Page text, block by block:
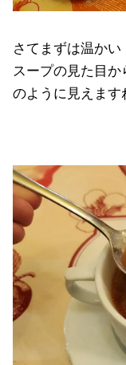
さてまずは温かい
スープの見た目
のように見えます